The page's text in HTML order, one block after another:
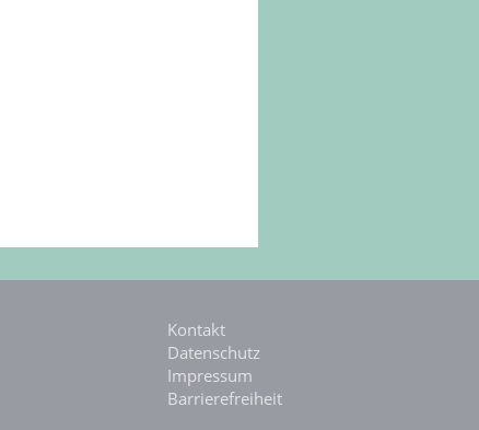
Kontakt
Datenschutz
Impressum
Barrierefreiheit